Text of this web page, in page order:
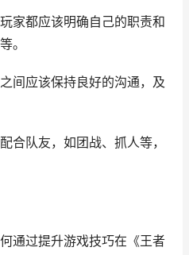
家都应该明确自己的职责和
。
间应该保持良好的沟通，及
合队友，如团战、抓人等，
通过提升游戏技巧在《王者